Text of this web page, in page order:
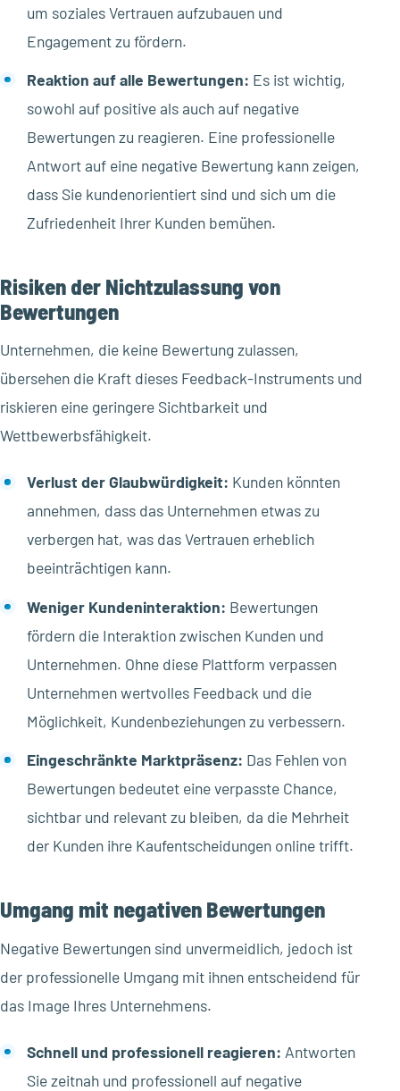
um soziales Vertrauen aufzubauen und
Engagement zu fördern.
Reaktion auf alle Bewertungen: Es ist wichtig,
sowohl auf positive als auch auf negative
Bewertungen zu reagieren. Eine professionelle
Antwort auf eine negative Bewertung kann zeigen,
dass Sie kundenorientiert sind und sich um die
Zufriedenheit Ihrer Kunden bemühen.
Risiken der Nichtzulassung von
Bewertungen
Unternehmen, die keine Bewertung zulassen,
übersehen die Kraft dieses Feedback-Instruments und
riskieren eine geringere Sichtbarkeit und
Wettbewerbsfähigkeit.
Verlust der Glaubwürdigkeit: Kunden könnten
annehmen, dass das Unternehmen etwas zu
verbergen hat, was das Vertrauen erheblich
beeinträchtigen kann.
Weniger Kundeninteraktion: Bewertungen
fördern die Interaktion zwischen Kunden und
Unternehmen. Ohne diese Plattform verpassen
Unternehmen wertvolles Feedback und die
Möglichkeit, Kundenbeziehungen zu verbessern.
Eingeschränkte Marktpräsenz: Das Fehlen von
Bewertungen bedeutet eine verpasste Chance,
sichtbar und relevant zu bleiben, da die Mehrheit
der Kunden ihre Kaufentscheidungen online trifft.
Umgang mit negativen Bewertungen
Negative Bewertungen sind unvermeidlich, jedoch ist
der professionelle Umgang mit ihnen entscheidend für
das Image Ihres Unternehmens.
Schnell und professionell reagieren: Antworten
Sie zeitnah und professionell auf negative